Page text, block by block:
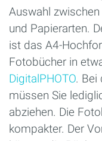
Auswahl
und Papierarten.
ist das A4-
Fotobücher in
DigitalPHOTO. Bei
müssen Sie
abziehen. Die
kompakter. Der